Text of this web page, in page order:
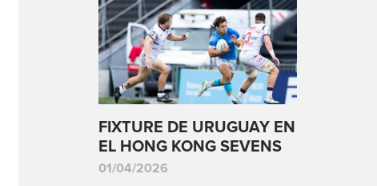
FIXTURE DE URUGUAY EN
EL HONG KONG SEVENS
01/04/2026